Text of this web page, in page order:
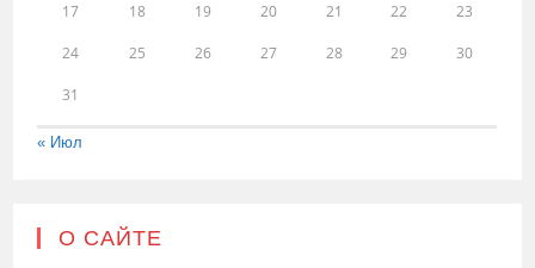
17 18 19 20 21 22 23
24 25 26 27 28 29 30
31
« Июл
О САЙТЕ